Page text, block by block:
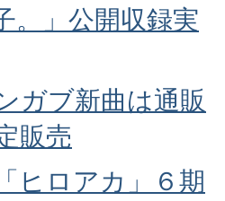
。」公開収録実
ガブ新曲は通販
販売
ヒロアカ」６期